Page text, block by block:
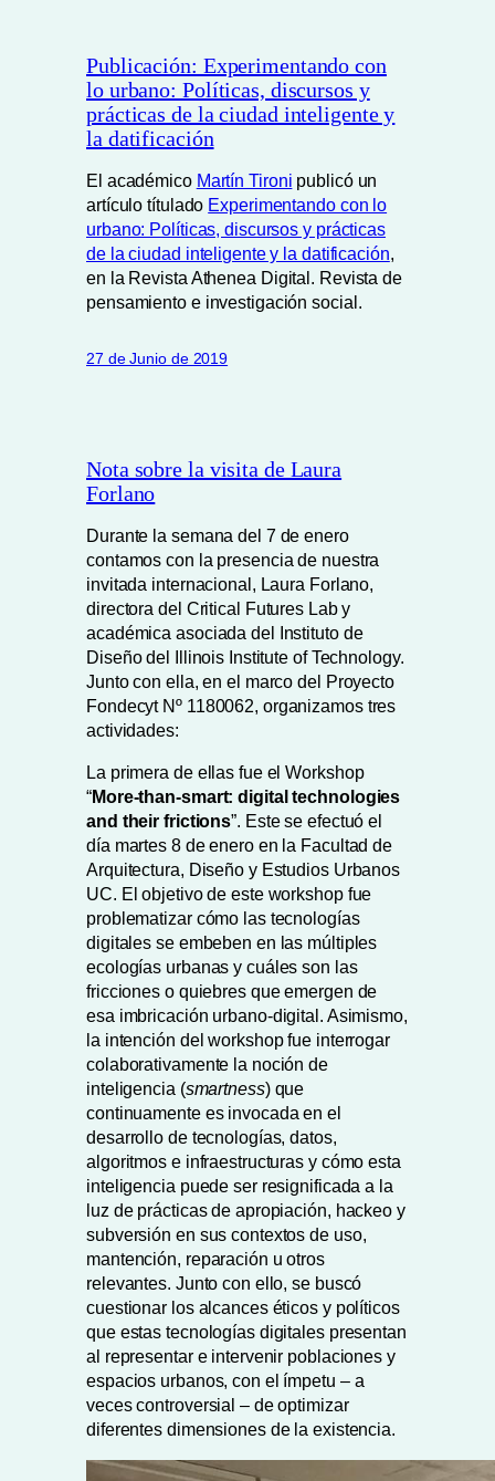
Publicación: Experimentando con
lo urbano: Políticas, discursos y
prácticas de la ciudad inteligente y
la datificación
El académico Martín Tironi publicó un
artículo títulado Experimentando con lo
urbano: Políticas, discursos y prácticas
de la ciudad inteligente y la datificación,
en la Revista Athenea Digital. Revista de
pensamiento e investigación social.
27 de Junio de 2019
Nota sobre la visita de Laura
Forlano
Durante la semana del 7 de enero
contamos con la presencia de nuestra
invitada internacional, Laura Forlano,
directora del Critical Futures Lab y
académica asociada del Instituto de
Diseño del Illinois Institute of Technology.
Junto con ella, en el marco del Proyecto
Fondecyt Nº 1180062, organizamos tres
actividades:
La primera de ellas fue el Workshop
“More-than-smart: digital technologies
and their frictions”. Este se efectuó el
día martes 8 de enero en la Facultad de
Arquitectura, Diseño y Estudios Urbanos
UC. El objetivo de este workshop fue
problematizar cómo las tecnologías
digitales se embeben en las múltiples
ecologías urbanas y cuáles son las
fricciones o quiebres que emergen de
esa imbricación urbano-digital. Asimismo,
la intención del workshop fue interrogar
colaborativamente la noción de
inteligencia (smartness) que
continuamente es invocada en el
desarrollo de tecnologías, datos,
algoritmos e infraestructuras y cómo esta
inteligencia puede ser resignificada a la
luz de prácticas de apropiación, hackeo y
subversión en sus contextos de uso,
mantención, reparación u otros
relevantes. Junto con ello, se buscó
cuestionar los alcances éticos y políticos
que estas tecnologías digitales presentan
al representar e intervenir poblaciones y
espacios urbanos, con el ímpetu – a
veces controversial – de optimizar
diferentes dimensiones de la existencia.